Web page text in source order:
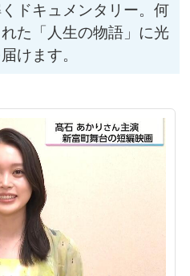
ー
ル
こ
ドキュメンタリー。何
た「人生の物語」に光
けます。